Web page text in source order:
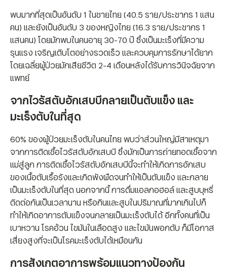
พบมากที่สุดเป็นอันดับ 1 ในชายไทย (40.5 ราย/ประชากร 1 แสน
คน) และยังเป็นอันดับ 3 ของหญิงไทย (16.3 ราย/ประชากร 1
แสนคน) โดยมักพบในคนอายุ 30-70 ปี ซึ่งเป็นมะเร็งที่มีความ
รุนแรง เจริญเติบโตอย่างรวดเร็ว และควบคุมการรักษาได้ยาก
โดยเฉลี่ยผู้ป่วยมักเสียชีวิต 2-4 เดือนหลังได้รับการวินิจฉัยจาก
แพทย์
จากไวรัสตับอักเสบบีกลายเป็นตับแข็ง และ
มะเร็งตับในที่สุด
60% ของผู้ป่วยมะเร็งตับในคนไทย พบว่าส่วนใหญ่มีสาเหตุมา
จากการติดเชื้อไวรัสตับอักเสบบี ซึ่งมักเป็นการถ่ายทอดเชื้อจาก
แม่สู่ลูก การติดเชื้อไวรัสตับอักเสบบีนี้จะทำให้เกิดการอักเสบ
ของเนื้อตับเรื้อรังและเกิดพังผืดจนทำให้เป็นตับแข็ง และกลาย
เป็นมะเร็งตับในที่สุด นอกจากนี้ การดื่มแอลกอฮอล์ และสูบบุหรี่
ติดต่อกันเป็นเวลานาน หรือกินและสูบในปริมาณที่มากเกินไปก็
ทำให้เกิดอาการตับแข็งจนกลายเป็นมะเร็งตับได้ อีกทั้งคนที่เป็น
เบาหวาน โรคอ้วน ไขมันในเลือดสูง และไขมันพอกตับ ก็มีโอกาส
เสี่ยงสูงที่จะเป็นโรคมะเร็งตับได้เหมือนกัน
การสังเกตอาการพร้อมแนวทางป้องกัน